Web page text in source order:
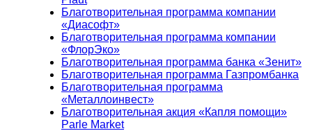
Благотворительная программа компании
«Диасофт»
Благотворительная программа компании
«ФлорЭко»
Благотворительная программа банка «Зенит»
Благотворительная программа Газпромбанка
Благотворительная программа
«Металлоинвест»
Благотворительная акция «Капля помощи»
Parle Market